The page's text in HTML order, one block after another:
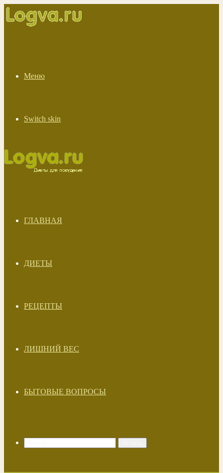
Меню
Switch skin
ГЛАВНАЯ
ДИЕТЫ
РЕЦЕПТЫ
ЛИШНИЙ ВЕС
БЫТОВЫЕ ВОПРОСЫ